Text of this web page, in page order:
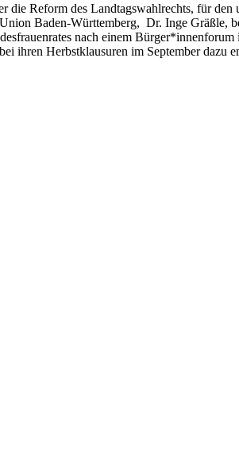
Reform des Landtagswahlrechts, für den
Baden-Württemberg, Dr. Inge Gräßle,
nach einem
ihren Herbstklausuren im September dazu